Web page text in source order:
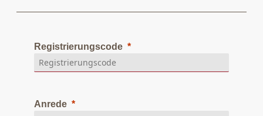
Registrierungscode
Anrede